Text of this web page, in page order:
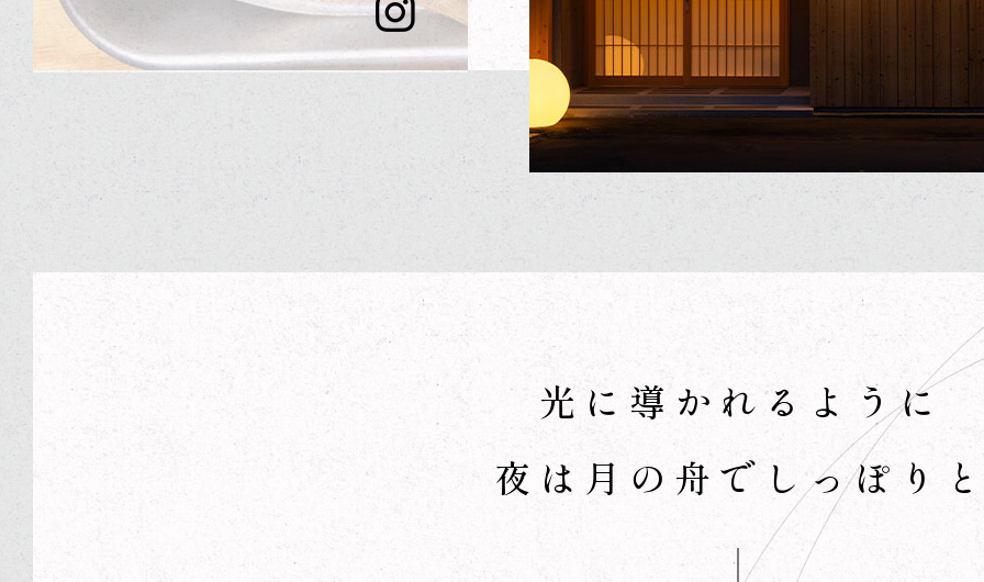
光に導かれるように
夜は月の舟でしっぽり